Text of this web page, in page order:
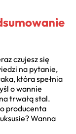
czujesz się
na pytanie,
która spełnia
o wannie
trwałą stal.
producenta
Wanna